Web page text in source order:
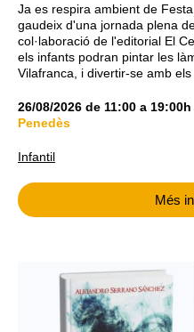
Ja es respira ambient de
gaudeix d'una jornada plena
col·laboració de l'editorial El
els infants podran pintar les
Vilafranca, i divertir-se amb
26/08/2026 de 11:00 a 19:00h
Penedès
Infantil
Més